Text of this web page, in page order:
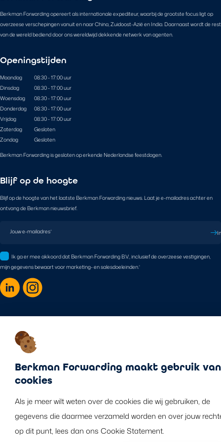
Berkman Forwarding maakt gebruik van
cookies
Als je meer wilt weten over de cookies die wij gebruiken, de
gegevens die daarmee verzameld worden en over jouw
op dit punt, lees dan ons Cookie Statement.
Berkman Forwarding opereert als internationale expediteur, waarbij de grootste focus ligt op
overzeese verschepingen vanuit en naar China, Zuidoost-Azië en India. Daarnaast wordt de rest
van de wereld bediend door ons wereldwijd dekkende netwerk van agenten.
Openingstijden
Maandag
08:30 - 17:00 uur
Dinsdag
08:30 - 17:00 uur
Woensdag
08:30 - 17:00 uur
Donderdag
08:30 - 17:00 uur
Vrijdag
08:30 - 17:00 uur
Zaterdag
Gesloten
Zondag
Gesloten
Berkman Forwarding is gesloten op erkende Nederlandse feestdagen.
Blijf op de hoogte
Blijf op de hoogte van het laatste Berkman Forwarding nieuws. Laat je e-mailadres achter en
ontvang de Berkman nieuwsbrief.
Jouw e-mailadres*
Ik ga er mee akkoord dat Berkman Forwarding B.V., inclusief de overzeese vestigingen,
mijn gegevens bewaart voor marketing- en salesdoeleinden.*
©2026 Berkman Forwarding B.V. Alle rechten voorbehouden.
Disclaimer
Cookie policy
Privacy statement